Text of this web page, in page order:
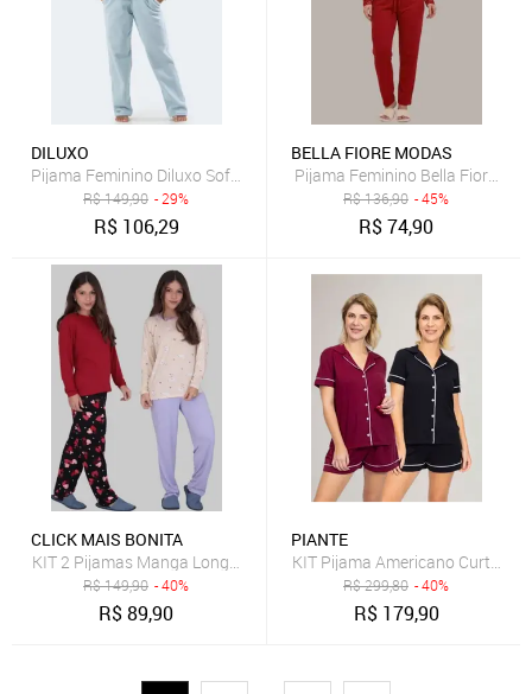
DILUXO
Pijama Feminino Diluxo Soft Longo Inverno Plush Super Conforto
R$149,90 - 29%
R$ 106,29
BELLA FIORE MODAS
Pijama Feminino Bella Fiore
R$136,90 - 45%
R$74,90
CLICK MAIS BONITA
KIT 2 Pijamas Manga Longa Felpado Sonho
R$149,90 - 40%
R$89,90
PIANTE
KIT Pijama Americano Curto
R$299,80 - 40%
R$ 179,90